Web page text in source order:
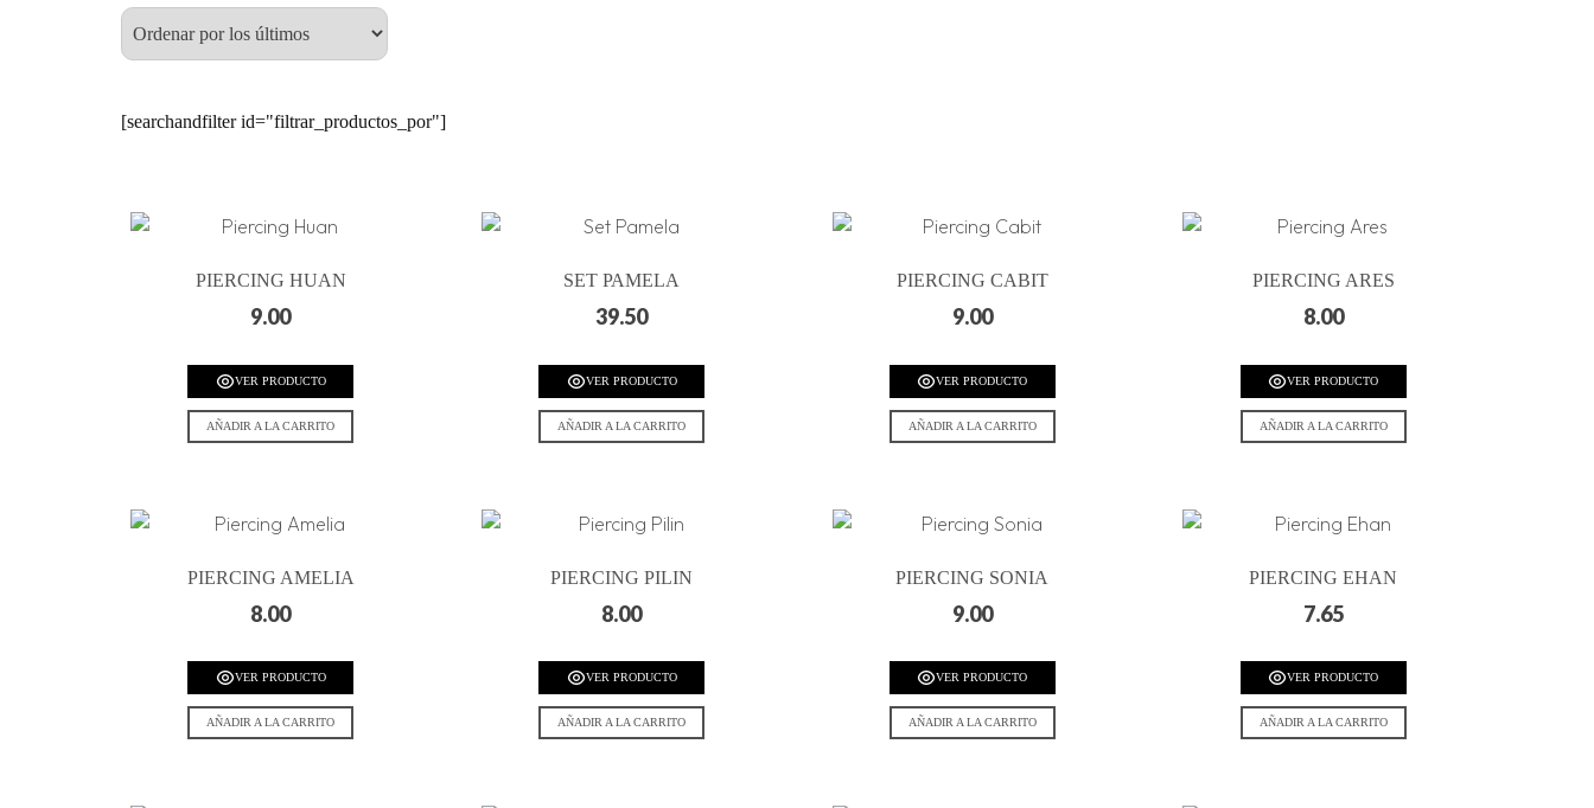
[searchandfilter id="filtrar_productos_por"]
PIERCING HUAN
9.00
VER PRODUCTO
AÑADIR A LA CARRITO
SET PAMELA
39.50
VER PRODUCTO
AÑADIR A LA CARRITO
PIERCING CABIT
9.00
VER PRODUCTO
AÑADIR A LA CARRITO
PIERCING ARES
8.00
VER PRODUCTO
AÑADIR A LA CARRITO
PIERCING AMELIA
8.00
VER PRODUCTO
AÑADIR A LA CARRITO
PIERCING PILIN
8.00
VER PRODUCTO
AÑADIR A LA CARRITO
PIERCING SONIA
9.00
VER PRODUCTO
AÑADIR A LA CARRITO
PIERCING EHAN
7.65
VER PRODUCTO
AÑADIR A LA CARRITO